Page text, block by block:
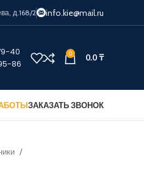
д.168/2 info.kie@mail.ru
40
86
0 0.0₸
ЗАКАЗАТЬ ЗВОНОК